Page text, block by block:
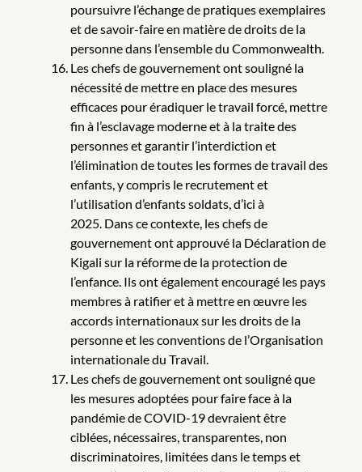
poursuivre l’échange de pratiques exemplaires
et de savoir-faire en matière de droits de la
personne dans l’ensemble du Commonwealth.
Les chefs de gouvernement ont souligné la
nécessité de mettre en place des mesures
efficaces pour éradiquer le travail forcé, mettre
fin à l’esclavage moderne et à la traite des
personnes et garantir l’interdiction et
l’élimination de toutes les formes de travail des
enfants, y compris le recrutement et
l’utilisation d’enfants soldats, d’ici à
2025. Dans ce contexte, les chefs de
gouvernement ont approuvé la Déclaration de
Kigali sur la réforme de la protection de
l’enfance. Ils ont également encouragé les pays
membres à ratifier et à mettre en œuvre les
accords internationaux sur les droits de la
personne et les conventions de l’Organisation
internationale du Travail.
Les chefs de gouvernement ont souligné que
les mesures adoptées pour faire face à la
pandémie de COVID-19 devraient être
ciblées, nécessaires, transparentes, non
discriminatoires, limitées dans le temps et